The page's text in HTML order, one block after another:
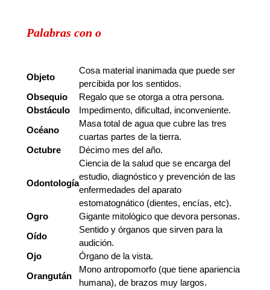
Palabras con o
Objeto
Cosa material inanimada que puede ser
percibida por los sentidos.
Obsequio
Regalo que se otorga a otra persona.
Obstáculo
Impedimento, dificultad, inconveniente.
Océano
Masa total de agua que cubre las tres
cuartas partes de la tierra.
Octubre
Décimo mes del año.
Odontología
Ciencia de la salud que se encarga del
estudio, diagnóstico y prevención de las
enfermedades del aparato
estomatognático (dientes, encías, etc).
Ogro
Gigante mitológico que devora personas.
Oído
Sentido y órganos que sirven para la
audición.
Ojo
Órgano de la vista.
Orangután
Mono antropomorfo (que tiene apariencia
humana), de brazos muy largos.